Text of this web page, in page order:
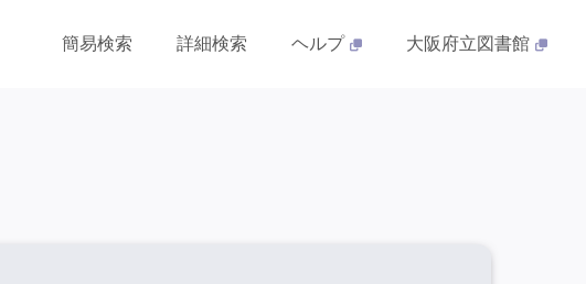
簡易検索 詳細検索 ヘルプ 大阪府立図書館